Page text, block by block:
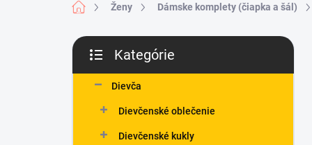
DomovŽeny Dámske komplety (čiapka a šál)
B
č
kategórie
Kategórie
Dievča
Dievčenské oblečenie
Dievčenské kukly